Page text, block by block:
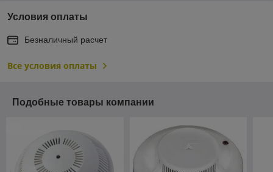
Условия оплаты
Безналичный расчет
Все условия оплаты
Подобные товары компании